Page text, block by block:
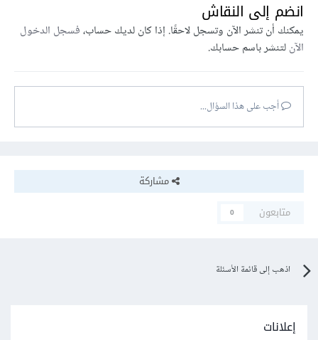
انضم إلى النقاش
يمكنك أن تنشر الآن وتسجل لاحقًا. إذا كان لديك حساب،فسجل الدخول
الآنلتنشر باسم حسابك.
أجب على هذا السؤال...
مشاركة
متابعون
0
اذهب إلى قائمة الأسئلة
إعلانات